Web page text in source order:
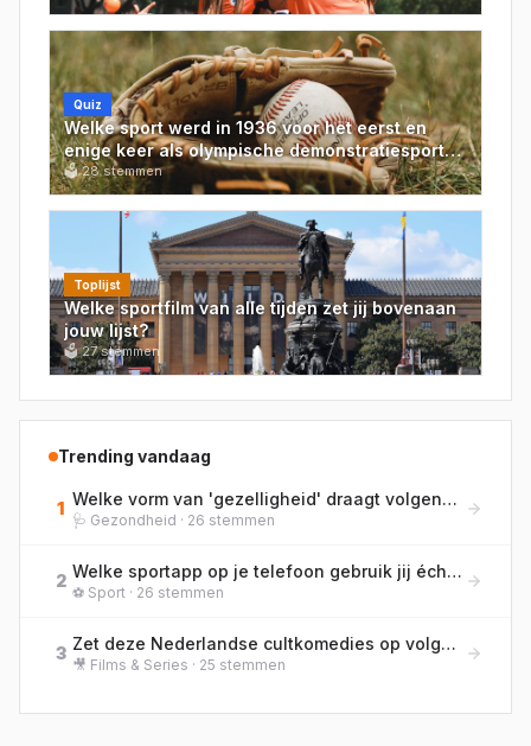
Quiz
Welke sport werd in 1936 voor het eerst en
enige keer als olympische demonstratiesport
gespeeld op de Spelen van Berlijn?
🗳28 stemmen
Toplijst
Welke sportfilm van alle tijden zet jij bovenaan
jouw lijst?
🗳27 stemmen
Trending vandaag
1 Welke vorm van 'gezelligheid' draagt volgens jou het meest bij aan je welzijn?
🩺 Gezondheid · 26 stemmen
2 Welke sportapp op je telefoon gebruik jij écht het meest?
⚽ Sport · 26 stemmen
3 Zet deze Nederlandse cultkomedies op volgorde van bioscooprelease, van oud naar nieuw!
🎥 Films & Series · 25 stemmen